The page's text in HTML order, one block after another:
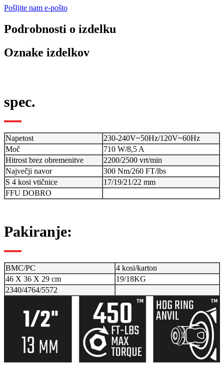
Pošljite nam e-pošto
Podrobnosti o izdelku
Oznake izdelkov
spec.
Napetost
230-240V~50Hz/120V~60Hz
Moč
710 W/8,5 A
Hitrost brez obremenitve
2200/2500 vrt/min
Največji navor
300 Nm/260 FT/lbs
S 4 kosi vtičnice
17/19/21/22 mm
FFU DOBRO
Pakiranje:
BMC/PC
4 kosi/karton
46 X 36 X 29 cm
19/18KG
2340/4764/5572